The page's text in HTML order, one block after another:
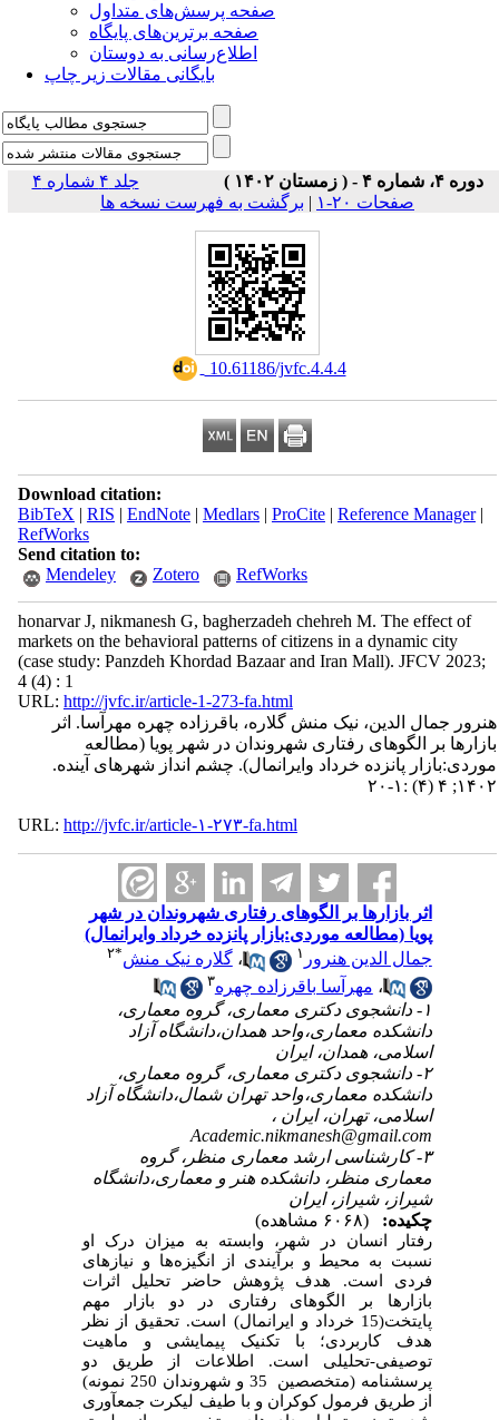
صفحه پرسش‌های متداول
صفحه برترین‌های پایگاه
اطلاع‌رسانی به دوستان
بایگانی مقالات زیر چاپ
دوره ۴، شماره ۴ - ( زمستان ۱۴۰۲ )
جلد ۴ شماره ۴
صفحات ۲۰-۱
| برگشت به فهرست نسخه ها
‎ 10.61186/jvfc.4.4.4
Download citation:
BibTeX | RIS | EndNote| Medlars| ProCite| Reference Manager|
RefWorks
Send citation to:
Mendeley
Zotero RefWorks
honarvar J, nikmanesh G, bagherzadeh chehreh M. The effect of
markets on the behavioral patterns of citizens in a dynamic city
(case study: Panzdeh Khordad Bazaar and Iran Mall). JFCV 2023;
4 (4) : 1
URL: http://jvfc.ir/article-1-273-fa.html
هنرور جمال الدین، نیک منش گلاره، باقرزاده چهره مهرآسا. اثر
بازارها بر الگوهای رفتاری شهروندان در شهر پویا (مطالعه
موردی:بازار پانزده خرداد وایرانمال). چشم انداز شهرهای آینده.
۱۴۰۲; ۴ (۴) :۱-۲۰
URL: http://jvfc.ir/article-۱-۲۷۳-fa.html
اثر بازارها بر الگوهای رفتاری شهروندان در شهر
پویا (مطالعه موردی:بازار پانزده خرداد وایرانمال)
جمال الدین هنرور ۱ ،گلاره نیک منش*۲
، مهرآسا باقرزاده چهره۳
۱- دانشجوی دکتری معماری، گروه معماری،
دانشکده معماری،واحد همدان،دانشگاه آزاد
اسلامی، همدان، ایران
۲- دانشجوی دکتری معماری، گروه معماری،
دانشکده معماری،واحد تهران شمال،دانشگاه آزاد
اسلامی، تهران، ایران ،
Academic.nikmanesh@gmail.com
۳- کارشناسی ارشد معماری منظر، گروه
معماری منظر، دانشکده هنر و معماری،دانشگاه
شیراز، شیراز، ایران
چکیده:
(۶۰۶۸ مشاهده)
رفتار انسان در شهر، وابسته به میزان درک او
نسبت به محیط و برآیندی از انگیزه‌ها و نیازهای
فردی است. هدف پژوهش حاضر تحلیل اثرات
بازارها بر الگوهای رفتاری در دو بازار مهم
پایتخت(15 خرداد و ایران­مال) است. تحقیق از نظر
هدف کاربردی؛ با تکنیک پیمایشی و ماهیت
توصیفی­-تحلیلی است. اطلاعات از طریق دو
پرسشنامه (متخصصین 35 و شهروندان 250 نمونه)
از طریق فرمول کوکران و با طیف لیکرت جمع­آوری